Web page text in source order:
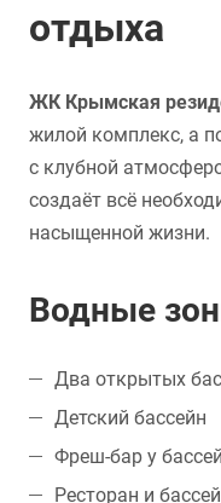
отдыха
ЖК Крымская
жилой комплекс, а
с клубной
создаёт всё
насыщенной жизни.
Водные
Два открытых
Детский бассейн
Фреш-бар у
Ресторан и